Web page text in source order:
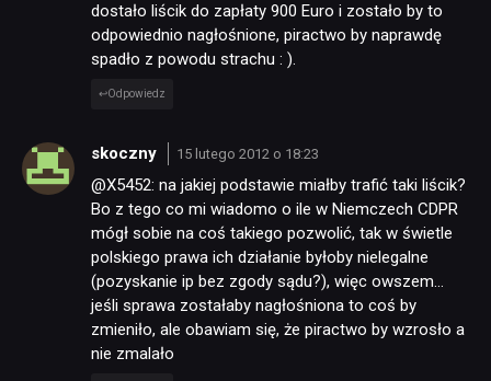
dostało liścik do zapłaty 900 Euro i zostało by to
odpowiednio nagłośnione, piractwo by naprawdę
spadło z powodu strachu : ).
Odpowiedz
skoczny 15 lutego 2012 o 18:23
@X5452: na jakiej podstawie miałby trafić taki liścik?
Bo z tego co mi wiadomo o ile w Niemczech CDPR
mógł sobie na coś takiego pozwolić, tak w świetle
polskiego prawa ich działanie byłoby nielegalne
(pozyskanie ip bez zgody sądu?), więc owszem…
jeśli sprawa zostałaby nagłośniona to coś by
zmieniło, ale obawiam się, że piractwo by wzrosło a
nie zmalało